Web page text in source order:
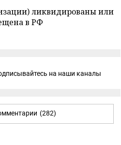
ликвидированы или
в РФ
на наши каналы
(282)